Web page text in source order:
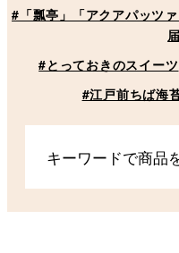
#「瓢亭」「アクアパッツ
#とっておきのスイーツ
#江戸前ちば海